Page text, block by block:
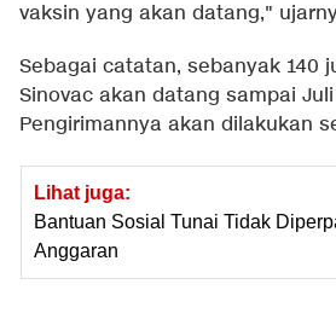
vaksin yang akan datang,"
Sebagai catatan, sebanyak 140
Sinovac akan datang sampai Juli
Pengirimannya akan dilakukan
Lihat juga:
Bantuan Sosial Tunai Tidak
Anggaran